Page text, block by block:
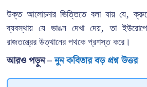
উক্ত আলোচনার ভিত্তিতে বলা যায় যে,
ব্যবস্থায় যে ভাঙন দেখা দেয়, তা
রাজতন্ত্রের উত্থানের পথকে প্রশস্ত করে।
আরও পড়ুন –নুন কবিতার বড় প্রশ্ন উত্তর